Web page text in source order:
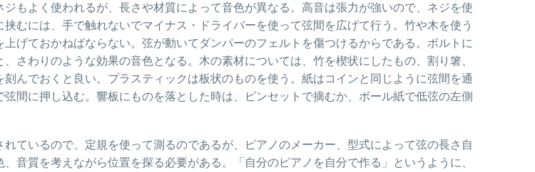
もよく使われるが、長さや材質によって音色が異なる。高音は張力が強いので、ネジを使
むには、手で触れないでマイナス・ドライバーを使って弦間を広げて行う。竹や木を使う
げておかねばならない。弦が動いてダンパーのフェルトを傷つけるからである。ボルトに
さわりのような効果の音色となる。木の素材については、竹を楔状にしたもの、割り箸、
んでおくと良い。プラスティックは板状のものを使う。紙はコインと同じように弦間を通
間に押し込む。響板にものを落とした時は、ピンセットで摘むか、ボール紙で低弦の左側
ているので、定規を使って測るのであるが、ピアノのメーカー、型式によって弦の長さ自
音質を考えながら位置を探る必要がある。「自分のピアノを自分で作る」というように、